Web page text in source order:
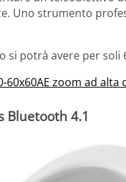
Uno strumento
si potrà avere per soli
60x60AE zoom ad
Bluetooth 4.1